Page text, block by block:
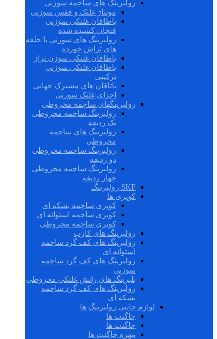
رولبرینگ های ساچمه سوزنی
مونتاژ غلتک و قفس سوزنی
یاطاقان غلتکی سوزنی
فنجان کشیده شده
رولبرینگ های سوزنی با حلقه
های تراش خورده
یاطاقان غلتکی سوزن تراز
یاطاقان غلتکی سوزنی
ترکیبی
یاتاقان های مشترک جهانی
اجزای غلتک سوزنی
رولبرینگهای ساچمه مخروطی
رولبرینگ ساچمه مخروطی
یک ردیفه
رولبرینگ های ساچمه
مخروطی
رولبرینگ ساچمه مخروطی
دو ردیفه
رولبرینگ ساچمه مخروطی
چهار ردیفه
SKF رولبرینگ
کوپری ها
کوپری ساچمه بشکه ای
کوپری ساچمه استوانه ای
کوپری ساچمه مخروطی
رولبرینگ های کارب
رولبرینگ های کف گرد ساچمه
استوانه ای
رولبرینگ های کف گرد ساچمه
سوزنی
بلبرینگ های رانش غلتکی مخروطی
رولبرینگ های کف گرد ساچمه
بشکه ای
لوازم جانبی رولبرینگ ها
چاگنت ها
چاگنت ها
مهره چاگنت ها